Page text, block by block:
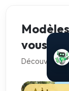
vous
Découvre 5